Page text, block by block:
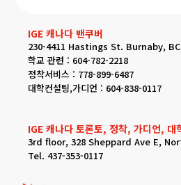
IGE 캐나다 밴쿠버
230-4411 Hastings St. Burnaby,
학교 관련 : 604-782-2218
정착서비스 : 778-899-6487
대학컨설팅,가디언 : 604-838-0117
IGE 캐나다 토론토, 정착, 가디언, 대
3rd floor, 328 Sheppard Ave E,
Tel. 437-353-0117